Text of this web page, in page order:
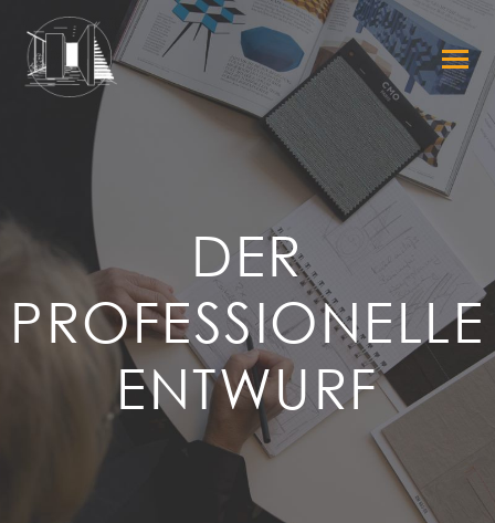
DER
PROFESSIONELLE
ENTWURF